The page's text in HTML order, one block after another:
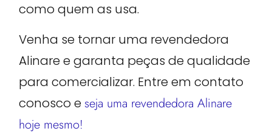
como quem as usa.
Venha se tornar uma revendedora
Alinare e garanta peças de qualidade
para comercializar. Entre em contato
conosco e seja uma revendedora Alinare
hoje mesmo!